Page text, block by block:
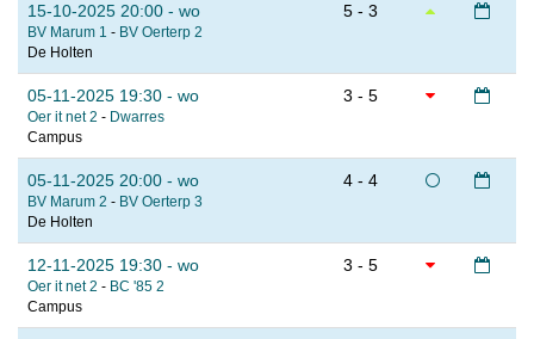
15-10-2025 20:00 - wo
BV Marum 1 - BV Oerterp 2
De Holten
5 - 3
05-11-2025 19:30 - wo
Oer it net 2 - Dwarres
Campus
3 - 5
05-11-2025 20:00 - wo
BV Marum 2 - BV Oerterp 3
De Holten
4 - 4
12-11-2025 19:30 - wo
Oer it net 2 - BC '85 2
Campus
3 - 5